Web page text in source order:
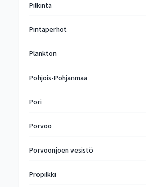
Pilkintä
Pintaperhot
Plankton
Pohjois-Pohjanmaa
Pori
Porvoo
Porvoonjoen vesistö
Propilkki